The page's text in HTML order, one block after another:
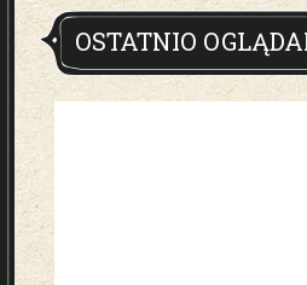
OSTATNIO